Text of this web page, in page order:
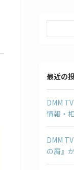
最近の
DMM
情報・
DMM
の屑』